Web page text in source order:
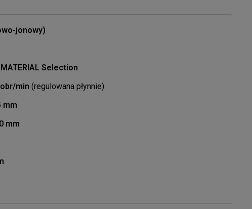
jonowy)
MATERIAL Selection
min (regulowana płynnie)
mm
mm